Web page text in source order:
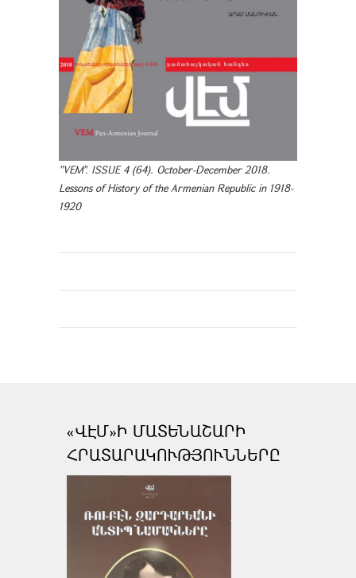
"VEM". ISSUE 4 (64). October-December 2018.
Lessons of History of the Armenian Republic in 1918-
1920
«ՎԷՄ»Ի ՄԱՏԵՆԱՇԱՐԻ
ՀՐԱՏԱՐԱԿՈՒԹՅՈՒՆՆԵՐԸ